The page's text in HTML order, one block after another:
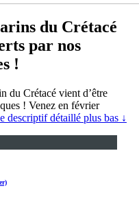
du Crétacé
par nos
!
du Crétacé vient d’être
! Venez en février
descriptif détaillé plus bas ↓